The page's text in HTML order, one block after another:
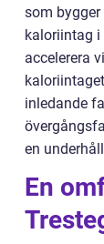
som
kaloriintag i
accelerera
inledande
en
En